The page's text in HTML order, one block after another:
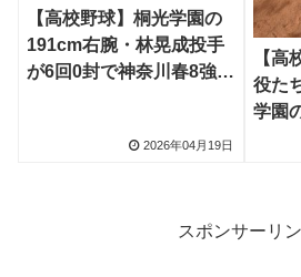
【高校野球】桐光学園の
191cm右腕・林晃成投手
が6回0封で神奈川春8強、
2026年04月19日
【高
役た
学園
成投
スポンサーリ